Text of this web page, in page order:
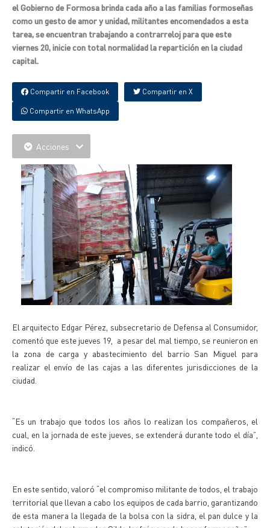
el Gobierno de Formosa brinda cada año a las familias formoseñas
como un gesto de amor y unidad, militantes encomendados a esta
tarea, se encuentran trabajando a contrarreloj para que este
viernes 20, inicie con total normalidad la repartición en la ciudad
capital.
Compartir en Facebook Compartir en X
Compartir en WhatsApp
Acciones
El arquitecto Edgar Pérez, subsecretario de Defensa al Consumidor,
comentó que este jueves 19, a pesar del mal tiempo, se reunieron en
la zona de carga y abastecimiento del barrio San Miguel para
realizar el envío de las cajas a las diferentes jurisdicciones de la
ciudad.
“Es un trabajo que todos los años lo realizan los compañeros, el
cual, en la jornada de este jueves, se extenderá durante todo el día”,
indicó.
En este sentido, valoró “el compromiso militante de todos, el trabajo
territorial que llevan a cabo los equipos de cada barrio, garantizando
de esta manera la llegada de la bolsa con la sidra, el pan dulce y la